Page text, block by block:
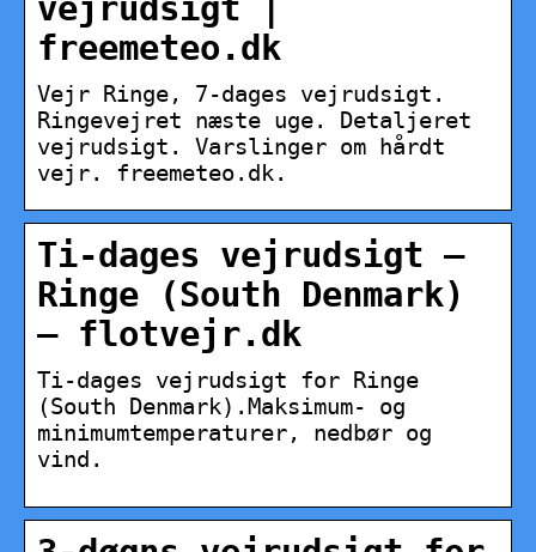
vejrudsigt |
freemeteo.dk
Vejr Ringe, 7-dages vejrudsigt.
Ringevejret næste uge. Detaljeret
vejrudsigt. Varslinger om hårdt
vejr. freemeteo.dk.
Ti-dages vejrudsigt –
Ringe (South Denmark)
– flotvejr.dk
Ti-dages vejrudsigt for Ringe
(South Denmark).Maksimum- og
minimumtemperaturer, nedbør og
vind.